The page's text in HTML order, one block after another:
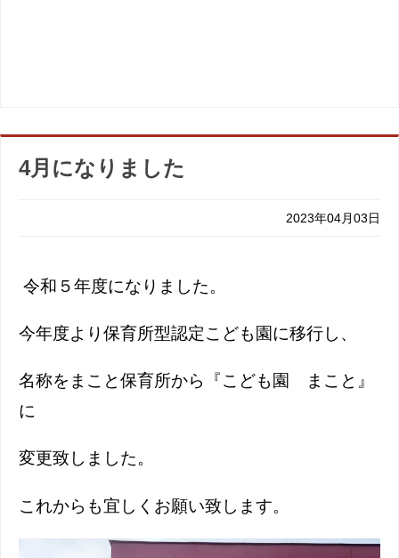
4月になりました
2023年04月03日
令和５年度になりました。
今年度より保育所型認定こども園に移行し、
名称をまこと保育所から『こども園 まこと』
に
変更致しました。
これからも宜しくお願い致します。